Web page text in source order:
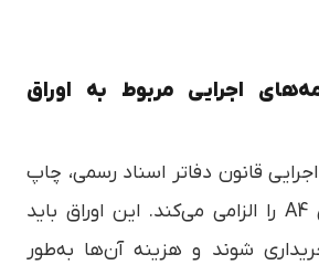
اجرایی مربوط به اوراق
اجرایی قانون دفاتر اسناد رسمی، چاپ
اسناد بر روی اوراق A4 را الزامی می‌کند. این اوراق باید
شوند و هزینه آن‌ها به‌طور